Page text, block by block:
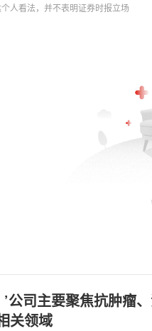
人看法，并不表明证券时报立场
’公司主要聚焦抗肿瘤
关领域